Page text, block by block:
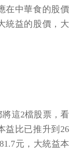
在中華食的股價
統益的股價，大
這2檔股票，看
益比已推升到26
元，大統益本